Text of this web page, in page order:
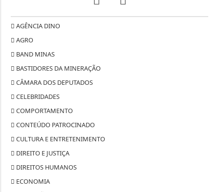
AGÊNCIA DINO
AGRO
BAND MINAS
BASTIDORES DA MINERAÇÃO
CÂMARA DOS DEPUTADOS
CELEBRIDADES
COMPORTAMENTO
CONTEÚDO PATROCINADO
CULTURA E ENTRETENIMENTO
DIREITO E JUSTIÇA
DIREITOS HUMANOS
ECONOMIA